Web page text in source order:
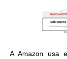
A Amazon usa